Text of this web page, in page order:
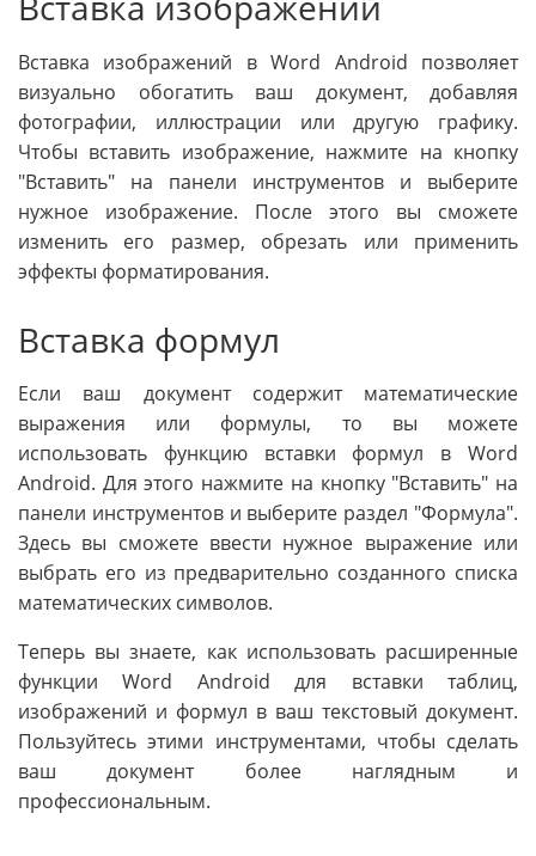
Вставка изображений в Word Android позволяет
визуально обогатить ваш документ, добавляя
фотографии, иллюстрации или другую графику.
Чтобы вставить изображение, нажмите на кнопку
"Вставить" на панели инструментов и выберите
нужное изображение. После этого вы сможете
изменить его размер, обрезать или применить
эффекты форматирования.
Вставка формул
Если ваш документ содержит математические
выражения или формулы, то вы можете
использовать функцию вставки формул в Word
Android. Для этого нажмите на кнопку "Вставить" на
панели инструментов и выберите раздел "Формула".
Здесь вы сможете ввести нужное выражение или
выбрать его из предварительно созданного списка
математических символов.
Теперь вы знаете, как использовать расширенные
функции Word Android для вставки таблиц,
изображений и формул в ваш текстовый документ.
Пользуйтесь этими инструментами, чтобы сделать
ваш документ более наглядным и
профессиональным.